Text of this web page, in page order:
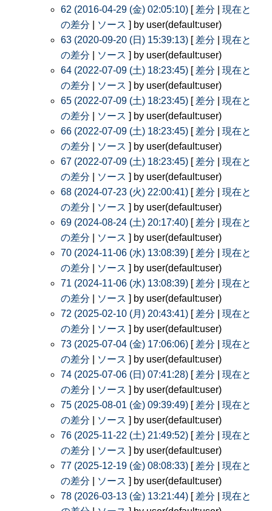
62 (2016-04-29 (金) 02:05:10) [ 差分
現在と
の差分
ソース ] by user(default:user)
63 (2020-09-20 (日) 15:39:13) [ 差分
現在と
の差分
ソース ] by user(default:user)
64 (2022-07-09 (土) 18:23:45) [ 差分
現在と
の差分
ソース ] by user(default:user)
65 (2022-07-09 (土) 18:23:45) [ 差分
現在と
の差分
ソース ] by user(default:user)
66 (2022-07-09 (土) 18:23:45) [ 差分
現在と
の差分
ソース ] by user(default:user)
67 (2022-07-09 (土) 18:23:45) [ 差分
現在と
の差分
ソース ] by user(default:user)
68 (2024-07-23 (火) 22:00:41) [ 差分
現在と
の差分
ソース ] by user(default:user)
69 (2024-08-24 (土) 20:17:40) [ 差分
現在と
の差分
ソース ] by user(default:user)
70 (2024-11-06 (水) 13:08:39) [ 差分
現在と
の差分
ソース ] by user(default:user)
71 (2024-11-06 (水) 13:08:39) [ 差分
現在と
の差分
ソース ] by user(default:user)
72 (2025-02-10 (月) 20:43:41) [ 差分
現在と
の差分
ソース ] by user(default:user)
73 (2025-07-04 (金) 17:06:06) [ 差分
現在と
の差分
ソース ] by user(default:user)
74 (2025-07-06 (日) 07:41:28) [ 差分
現在と
の差分
ソース ] by user(default:user)
75 (2025-08-01 (金) 09:39:49) [ 差分
現在と
の差分
ソース ] by user(default:user)
76 (2025-11-22 (土) 21:49:52) [ 差分
現在と
の差分
ソース ] by user(default:user)
77 (2025-12-19 (金) 08:08:33) [ 差分
現在と
の差分
ソース ] by user(default:user)
78 (2026-03-13 (金) 13:21:44) [ 差分
現在と